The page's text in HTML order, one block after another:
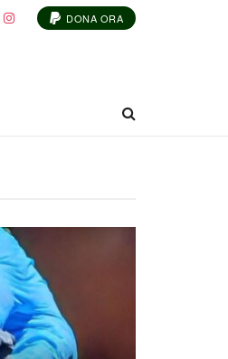
DONA ORA